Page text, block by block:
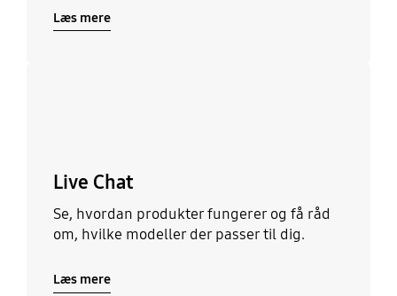
Læs mere
Live Chat
Se, hvordan produkter fungerer og få råd
om, hvilke modeller der passer til dig.
Læs mere